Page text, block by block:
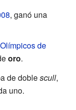
, ganó una
de
oro.
de doblescull,
uno.